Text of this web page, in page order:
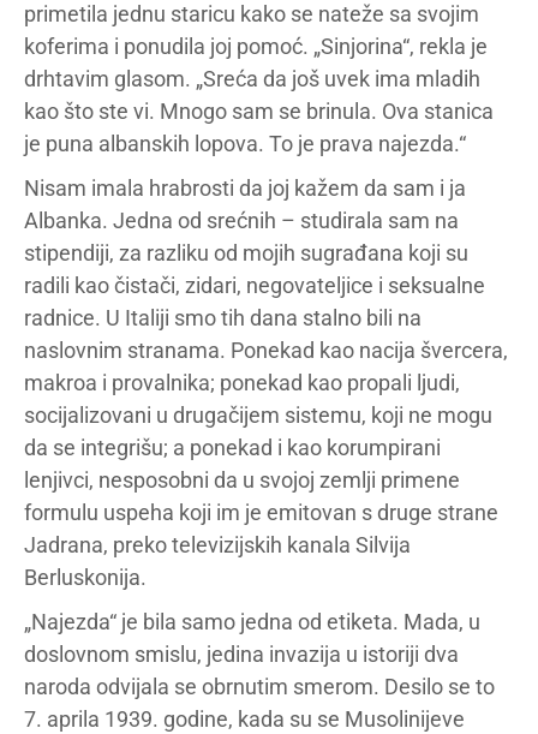
primetila jednu staricu kako se nateže sa svojim
koferima i ponudila joj pomoć. „Sinjorina“, rekla je
drhtavim glasom. „Sreća da još uvek ima mladih
kao što ste vi. Mnogo sam se brinula. Ova stanica
je puna albanskih lopova. To je prava najezda.“
Nisam imala hrabrosti da joj kažem da sam i ja
Albanka. Jedna od srećnih – studirala sam na
stipendiji, za razliku od mojih sugrađana koji su
radili kao čistači, zidari, negovateljice i seksualne
radnice. U Italiji smo tih dana stalno bili na
naslovnim stranama. Ponekad kao nacija švercera,
makroa i provalnika; ponekad kao propali ljudi,
socijalizovani u drugačijem sistemu, koji ne mogu
da se integrišu; a ponekad i kao korumpirani
lenjivci, nesposobni da u svojoj zemlji primene
formulu uspeha koji im je emitovan s druge strane
Jadrana, preko televizijskih kanala Silvija
Berluskonija.
„Najezda“ je bila samo jedna od etiketa. Mada, u
doslovnom smislu, jedina invazija u istoriji dva
naroda odvijala se obrnutim smerom. Desilo se to
7. aprila 1939. godine, kada su se Musolinijeve